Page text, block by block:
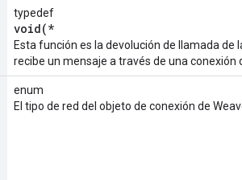
typedef
void(*
Esta función es la devolución de llamada de
recibe un mensaje a través de una conexión
enum
El tipo de red del objeto de conexión de